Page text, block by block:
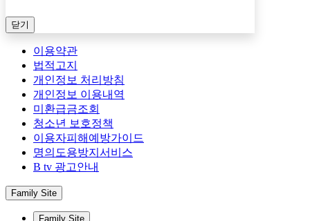
닫기
이용약관
법적고지
개인정보 처리방침
개인정보 이용내역
미환급금조회
청소년 보호정책
이용자피해예방가이드
명의도용방지서비스
B tv 광고안내
Family Site
Family Site